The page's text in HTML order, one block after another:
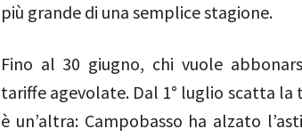
più grande di una semplice stagione.
Fino al 30 giugno, chi vuole
tariffe agevolate. Dal 1° luglio scatta la
è un’altra: Campobasso ha alzato